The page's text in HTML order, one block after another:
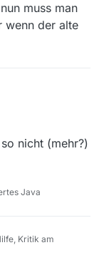
muss man
wenn der alte
nicht (mehr?)
Java
Kritik am